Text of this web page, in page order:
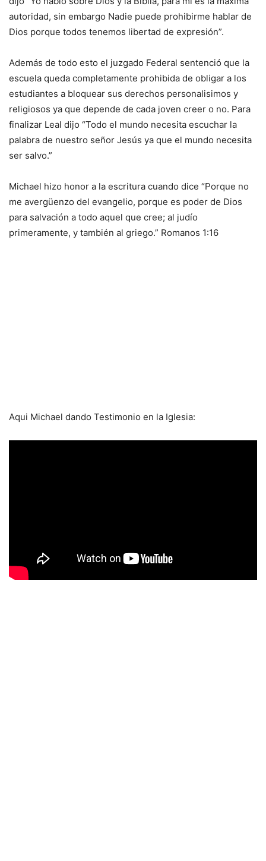
autoridad, sin embargo Nadie puede prohibirme hablar de
Dios porque todos tenemos libertad de expresión”.
Además de todo esto el juzgado Federal sentenció que la
escuela queda completamente prohibida de obligar a los
estudiantes a bloquear sus derechos personalisimos y
religiosos ya que depende de cada joven creer o no. Para
finalizar Leal dijo “Todo el mundo necesita escuchar la
palabra de nuestro señor Jesús ya que el mundo necesita
ser salvo.”
Michael hizo honor a la escritura cuando dice “Porque no
me avergüenzo del evangelio, porque es poder de Dios
para salvación a todo aquel que cree; al judío
primeramente, y también al griego.” Romanos 1:16
Aqui Michael dando Testimonio en la Iglesia: